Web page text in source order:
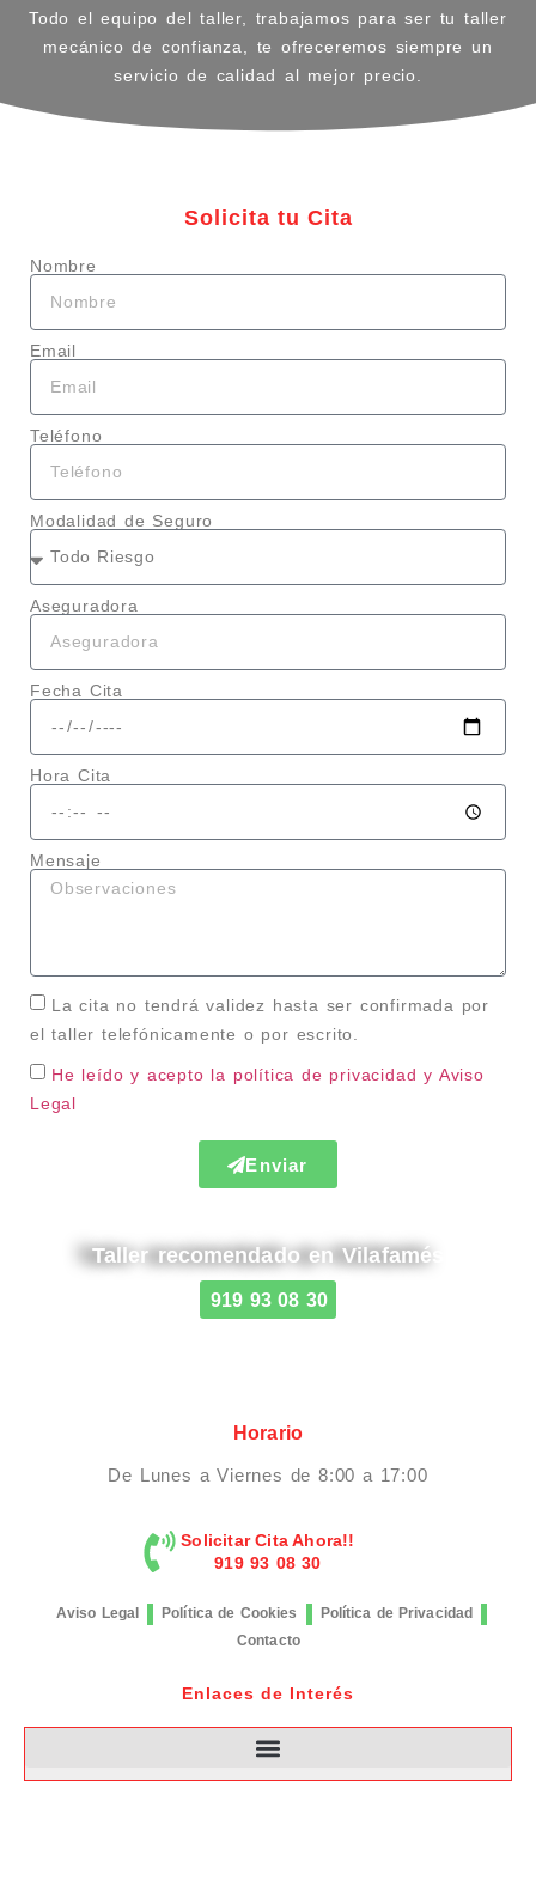
Todo el equipo del taller, trabajamos para ser tu taller
mecánico de confianza, te ofreceremos siempre un
servicio de calidad al mejor precio.
Solicita tu Cita
Nombre
Email
Teléfono
Modalidad de Seguro
Aseguradora
Fecha Cita
Hora Cita
Mensaje
La cita no tendrá validez hasta ser confirmada por
el taller telefónicamente o por escrito.
He leído y acepto la política de privacidad y Aviso
Legal
Enviar
Taller recomendado en Vilafamés
919 93 08 30
Horario
De Lunes a Viernes de 8:00 a 17:00
Solicitar Cita Ahora!!
919 93 08 30
Aviso Legal Política de Cookies
Política de Privacidad
Contacto
Enlaces de Interés